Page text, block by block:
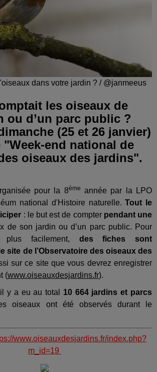
dans votre jardin ? / @janmeeus
les oiseaux de
ou d’un parc public ?
(25 et 26 janvier)
"Week-end national de
oiseaux des jardins".
pour la 8ème année par la LPO
national d'Histoire naturelle.Tout le
: le but est de compter pendant une
de son jardin ou d’un parc public. Pour
plus facilement, des fiches sont
site de l’Observatoire des oiseaux des
sur ce site que vous devrez enregistrer
(www.oiseauxdesjardins.fr).
y a eu au total 10 664 jardins et parcs
oiseaux ont été observés durant le
www.oiseauxdesjardins.fr/index.php?
m_id=19